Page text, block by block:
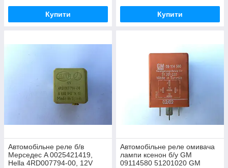
Купити Купити
Автомобільне реле б/в
Мерседес A 0025421419,
Hella 4RD007794-00, 12V
Автомобільне реле омивача
лампи ксенон б/у GM
09114580 51201020 GM